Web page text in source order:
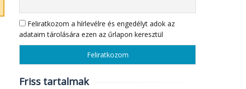
Feliratkozom a hírlevélre és engedélyt adok az
adataim tárolására ezen az űrlapon keresztül
Friss tartalmak